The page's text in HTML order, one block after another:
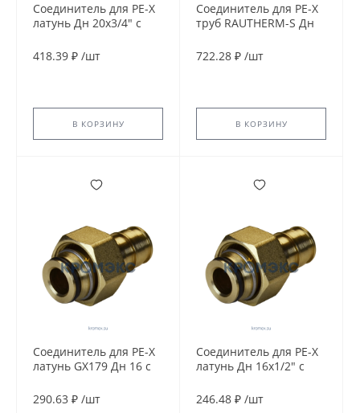
Соединитель для PE-X
латунь Дн 20х3/4" с
прокладкой РОС
418.39 ₽ /шт
В КОРЗИНУ
Соединитель для PE-X
труб RAUTHERM-S Дн
12506171002
722.28 ₽ /шт
В КОРЗИНУ
Соединитель для PE-X
латунь GX179 Дн 16 с
18мм Giacomini
290.63 ₽ /шт
Соединитель для PE-X
латунь Дн 16х1/2" с
прокладкой РОС
246.48 ₽ /шт